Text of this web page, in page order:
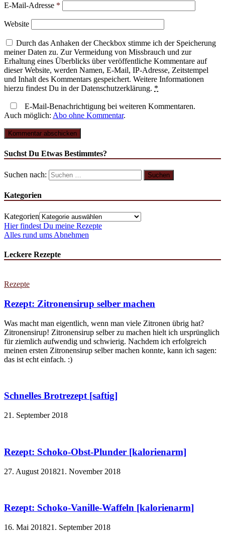
E-Mail-Adresse *
Website
Durch das Anhaken der Checkbox stimme ich der Speicherung
meiner Daten zu. Zur Vermeidung von Missbrauch und zur
Erhaltung eines Überblicks über veröffentliche Kommentare auf
dieser Website, werden Namen, E-Mail, IP-Adresse, Zeitstempel
und Inhalt des Kommentars gespeichert. Weitere Informationen
hierzu findest Du in der Datenschutzerklärung. *
E-Mail-Benachrichtigung bei weiteren Kommentaren.
Auch möglich: Abo ohne Kommentar.
Suchst Du Etwas Bestimmtes?
Suchen nach:
Kategorien
Kategorien
Hier findest Du meine Rezepte
Alles rund ums Abnehmen
Leckere Rezepte
Rezepte
Rezept: Zitronensirup selber machen
Was macht man eigentlich, wenn man viele Zitronen übrig hat?
Zitronensirup! Zitronensirup selber zu machen hielt ich ursprünglich
für ziemlich aufwendig und schwierig. Nachdem ich erfolgreich
meinen ersten Zitronensirup selber machen konnte, kann ich sagen:
das ist echt einfach. :)
Schnelles Brotrezept [saftig]
21. September 2018
Rezept: Schoko-Obst-Plunder [kalorienarm]
27. August 201821. November 2018
Rezept: Schoko-Vanille-Waffeln [kalorienarm]
16. Mai 201821. September 2018